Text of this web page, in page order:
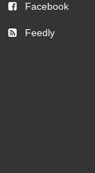
Facebook
Feedly